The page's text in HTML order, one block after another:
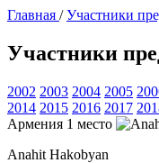
Главная / Участники
Участники
2002 2003 2004 2005
2014 2015 2016 2017
Армения 1 место
Anahit Hakobyan